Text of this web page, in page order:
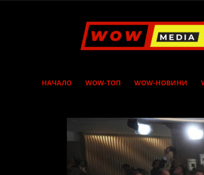
Media
НАЧАЛО WOW-ТОП WOW-НОВИНИ